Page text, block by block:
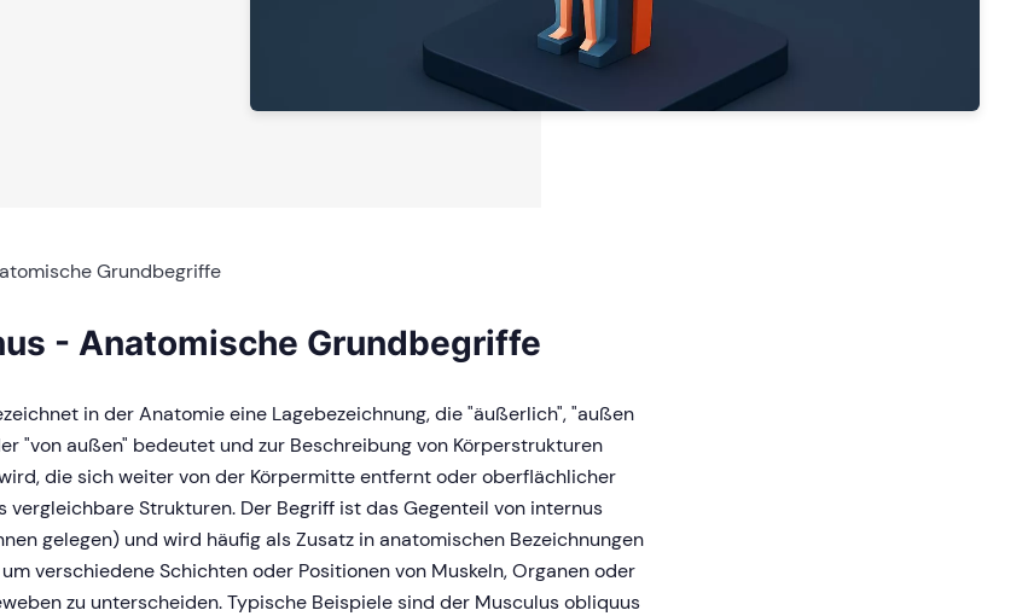
Grundbegriffe
- Anatomische Grundbegriffe
in der Anatomie eine Lagebezeichnung, die "äußerlich", "außen
"von außen" bedeutet und zur Beschreibung von Körperstrukturen
die sich weiter von der Körpermitte entfernt oder oberflächlicher
vergleichbare Strukturen. Der Begriff ist das Gegenteil von internus
gelegen) und wird häufig als Zusatz in anatomischen Bezeichnungen
verschiedene Schichten oder Positionen von Muskeln, Organen oder
zu unterscheiden. Typische Beispiele sind der Musculus obliquus